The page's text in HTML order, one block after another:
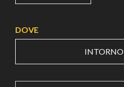
DOVE